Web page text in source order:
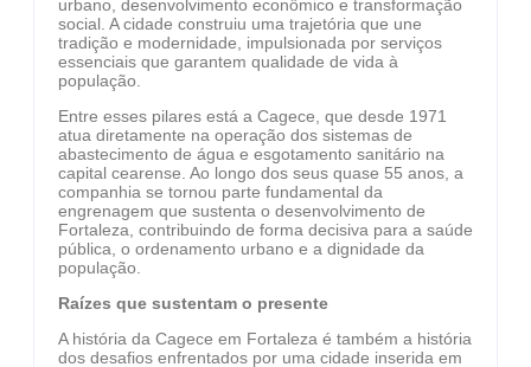
urbano, desenvolvimento econômico e transformação
social. A cidade construiu uma trajetória que une
tradição e modernidade, impulsionada por serviços
essenciais que garantem qualidade de vida à
população.
Entre esses pilares está a Cagece, que desde 1971
atua diretamente na operação dos sistemas de
abastecimento de água e esgotamento sanitário na
capital cearense. Ao longo dos seus quase 55 anos, a
companhia se tornou parte fundamental da
engrenagem que sustenta o desenvolvimento de
Fortaleza, contribuindo de forma decisiva para a saúde
pública, o ordenamento urbano e a dignidade da
população.
Raízes que sustentam o presente
A história da Cagece em Fortaleza é também a história
dos desafios enfrentados por uma cidade inserida em